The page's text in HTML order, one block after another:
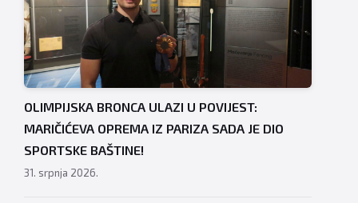
OLIMPIJSKA BRONCA ULAZI U POVIJEST:
MARIČIĆEVA OPREMA IZ PARIZA SADA JE DIO
SPORTSKE BAŠTINE!
31. srpnja 2026.